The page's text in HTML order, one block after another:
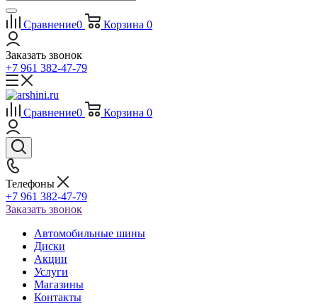
Сравнение0 Корзина 0
Заказать звонок
+7 961 382-47-79
Сравнение0 Корзина 0
Телефоны
+7 961 382-47-79
Заказать звонок
Автомобильные шины
Диски
Акции
Услуги
Магазины
Контакты